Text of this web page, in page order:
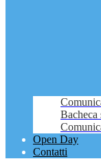
Bacheca
Open Day
Contatti